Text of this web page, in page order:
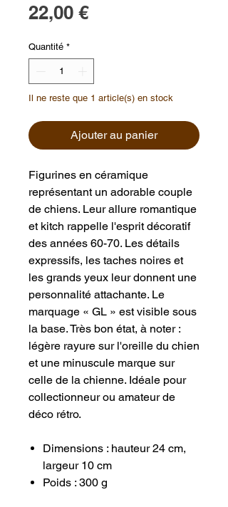
22,00 €Prix
Quantité *
Il ne reste que 1 article(s) en stock
Ajouter au panier
Figurines en céramique
représentant un adorable couple
de chiens. Leur allure romantique
et kitch rappelle l'esprit décoratif
des années 60-70. Les détails
expressifs, les taches noires et
les grands yeux leur donnent une
personnalité attachante. Le
marquage « GL » est visible sous
la base. Très bon état, à noter :
légère rayure sur l'oreille du chien
et une minuscule marque sur
celle de la chienne. Idéale pour
collectionneur ou amateur de
déco rétro.
Dimensions : hauteur 24 cm,
largeur 10 cm
Poids : 300 g